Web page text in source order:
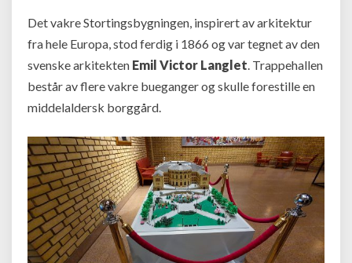
Det vakre Stortingsbygningen, inspirert av arkitektur
fra hele Europa, stod ferdig i 1866 og var tegnet av den
svenske arkitekten Emil Victor Langlet. Trappehallen
består av flere vakre bueganger og skulle forestille en
middelaldersk borggård.